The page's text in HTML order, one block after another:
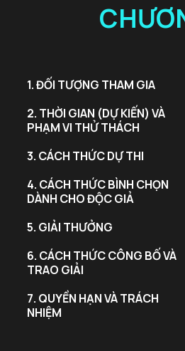
1. ĐỐI TƯỢNG THAM GIA
2. THỜI GIAN (DỰ KIẾN) VÀ
PHẠM VI THỬ THÁCH
3. CÁCH THỨC DỰ THI
4. CÁCH THỨC BÌNH CHỌN
DÀNH CHO ĐỘC GIẢ
5. GIẢI THƯỞNG
6. CÁCH THỨC CÔNG BỐ VÀ
TRAO GIẢI
7. QUYỀN HẠN VÀ TRÁCH
NHIỆM